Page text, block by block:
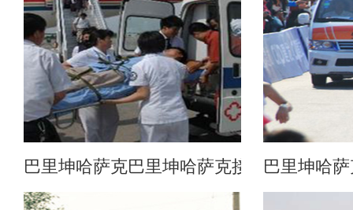
巴里坤哈萨克巴里坤哈萨克接送服务
巴里坤哈